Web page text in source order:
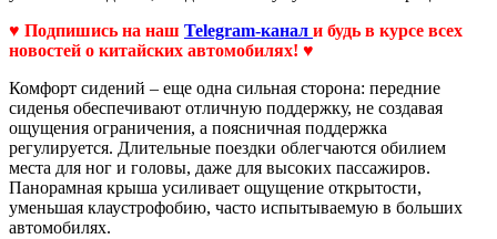
♥ Подпишись на наш Telegram-канал и будь в курсе всех
новостей о китайских автомобилях! ♥
Комфорт сидений – еще одна сильная сторона: передние
сиденья обеспечивают отличную поддержку, не создавая
ощущения ограничения, а поясничная поддержка
регулируется. Длительные поездки облегчаются обилием
места для ног и головы, даже для высоких пассажиров.
Панорамная крыша усиливает ощущение открытости,
уменьшая клаустрофобию, часто испытываемую в больших
автомобилях.